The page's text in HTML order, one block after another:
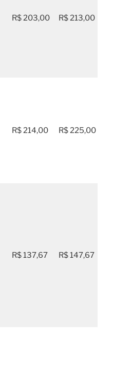
R$ 203,00 R$ 213,00
R$ 214,00 R$ 225,00
R$ 137,67 R$ 147,67